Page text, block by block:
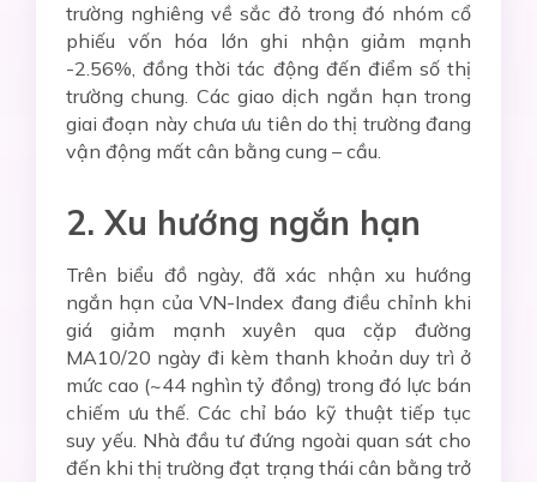
trường nghiêng về sắc đỏ trong đó nhóm cổ
phiếu vốn hóa lớn ghi nhận giảm mạnh
-2.56%, đồng thời tác động đến điểm số thị
trường chung. Các giao dịch ngắn hạn trong
giai đoạn này chưa ưu tiên do thị trường đang
vận động mất cân bằng cung – cầu.
2. Xu hướng ngắn hạn
Trên biểu đồ ngày, đã xác nhận xu hướng
ngắn hạn của VN-Index đang điều chỉnh khi
giá giảm mạnh xuyên qua cặp đường
MA10/20 ngày đi kèm thanh khoản duy trì ở
mức cao (~44 nghìn tỷ đồng) trong đó lực bán
chiếm ưu thế. Các chỉ báo kỹ thuật tiếp tục
suy yếu. Nhà đầu tư đứng ngoài quan sát cho
đến khi thị trường đạt trạng thái cân bằng trở